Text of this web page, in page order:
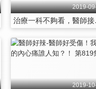
2019-
治療一
2019-